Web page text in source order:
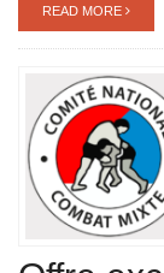
READ MORE